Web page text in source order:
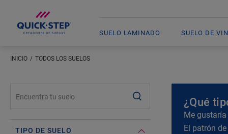
SUELO LAMINADO SUELO DE
INICIO TODOS LOS SUELOS
¿Qué
Me
El patrón
TIPO DE SUELO